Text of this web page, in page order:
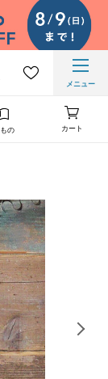
メニュー
の カート